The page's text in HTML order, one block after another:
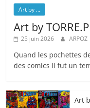
Art by ...
Art by
25 juin 2026 ARPOZ
Quand les pochettes
des comics Il fut un
Art